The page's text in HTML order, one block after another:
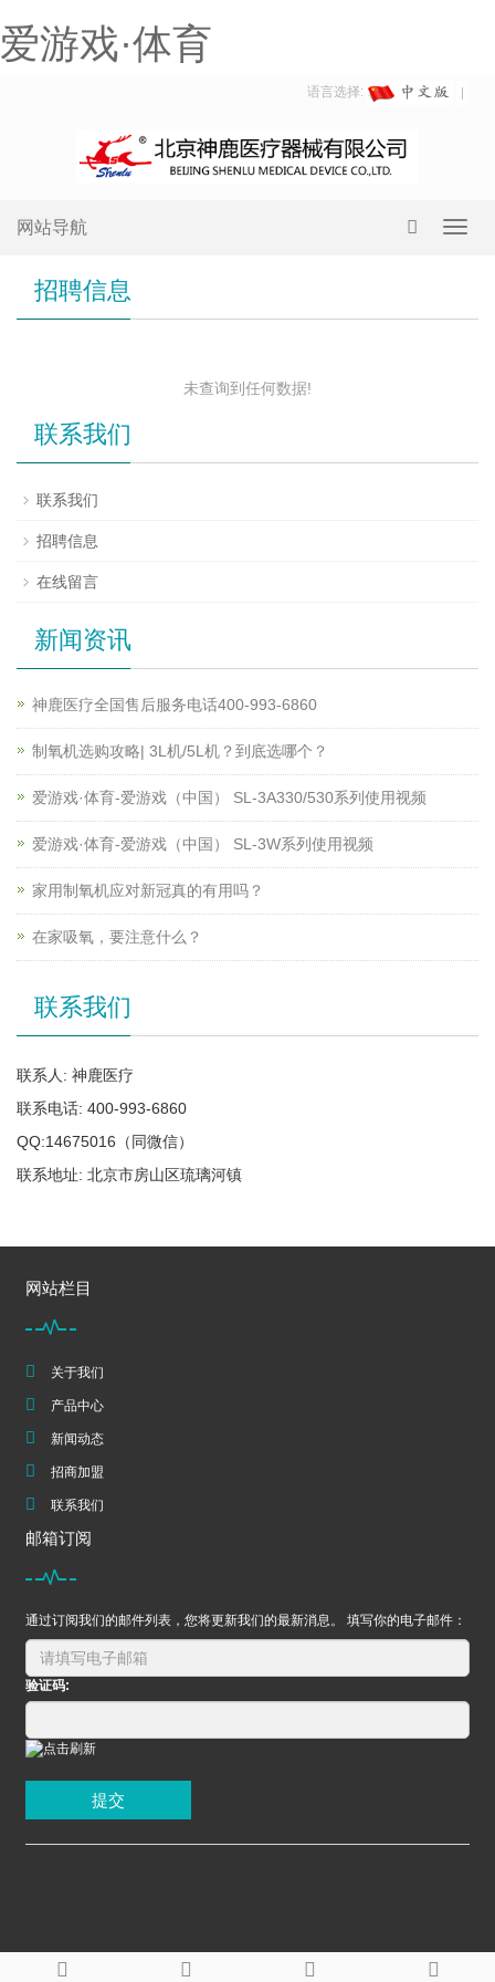
爱游戏·体育
语言选择:
网站导航
招聘信息
未查询到任何数据!
联系我们
联系我们
招聘信息
在线留言
新闻资讯
神鹿医疗全国售后服务电话400-993-6860
制氧机选购攻略| 3L机/5L机？到底选哪个？
爱游戏·体育-爱游戏（中国） SL-3A330/530系列使用视频
爱游戏·体育-爱游戏（中国） SL-3W系列使用视频
家用制氧机应对新冠真的有用吗？
在家吸氧，要注意什么？
联系我们
联系人: 神鹿医疗
联系电话: 400-993-6860
QQ:14675016（同微信）
联系地址: 北京市房山区琉璃河镇
网站栏目
关于我们
产品中心
新闻动态
招商加盟
联系我们
邮箱订阅
通过订阅我们的邮件列表，您将更新我们的最新消息。 填写你的电子邮件：
验证码:
提交